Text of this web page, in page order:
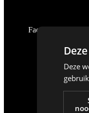
Facebook
Deze